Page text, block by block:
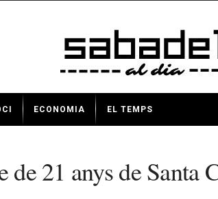
ECONOMIA EL TEMPS
21 anys de Santa